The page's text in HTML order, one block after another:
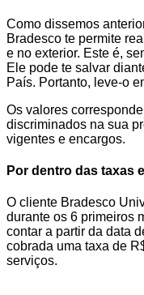
Como dissemos
Bradesco te permite
e no exterior. Este é,
Ele pode te salvar
País. Portanto, leve-o
Os valores
discriminados na sua
vigentes e encargos.
Por dentro das taxas
O cliente Bradesco
durante os 6 primeiros
contar a partir da data
cobrada uma taxa de
serviços.